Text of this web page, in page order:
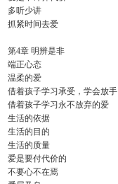
多听少讲
抓紧时间去爱
第4章 明辨是非
端正心态
温柔的爱
借着孩子学习承受，学会放手
借着孩子学习永不放弃的爱
生活的依据
生活的目的
生活的质量
爱是要付代价的
不要心不在焉